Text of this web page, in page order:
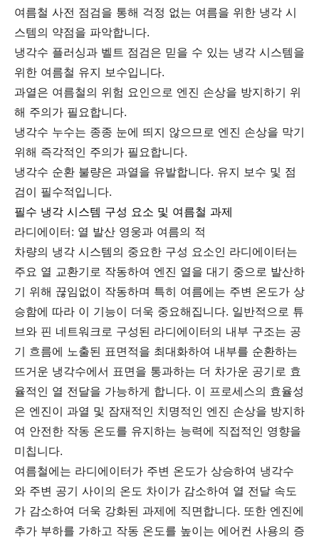
여름철 사전 점검을 통해 걱정 없는 여름을 위한 냉각 시
스템의 약점을 파악합니다.
냉각수 플러싱과 벨트 점검은 믿을 수 있는 냉각 시스템을
위한 여름철 유지 보수입니다.
과열은 여름철의 위험 요인으로 엔진 손상을 방지하기 위
해 주의가 필요합니다.
냉각수 누수는 종종 눈에 띄지 않으므로 엔진 손상을 막기
위해 즉각적인 주의가 필요합니다.
냉각수 순환 불량은 과열을 유발합니다. 유지 보수 및 점
검이 필수적입니다.
필수 냉각 시스템 구성 요소 및 여름철 과제
라디에이터: 열 발산 영웅과 여름의 적
차량의 냉각 시스템의 중요한 구성 요소인 라디에이터는
주요 열 교환기로 작동하여 엔진 열을 대기 중으로 발산하
기 위해 끊임없이 작동하며 특히 여름에는 주변 온도가 상
승함에 따라 이 기능이 더욱 중요해집니다. 일반적으로 튜
브와 핀 네트워크로 구성된 라디에이터의 내부 구조는 공
기 흐름에 노출된 표면적을 최대화하여 내부를 순환하는
뜨거운 냉각수에서 표면을 통과하는 더 차가운 공기로 효
율적인 열 전달을 가능하게 합니다. 이 프로세스의 효율성
은 엔진이 과열 및 잠재적인 치명적인 엔진 손상을 방지하
여 안전한 작동 온도를 유지하는 능력에 직접적인 영향을
미칩니다.
여름철에는 라디에이터가 주변 온도가 상승하여 냉각수
와 주변 공기 사이의 온도 차이가 감소하여 열 전달 속도
가 감소하여 더욱 강화된 과제에 직면합니다. 또한 엔진에
추가 부하를 가하고 작동 온도를 높이는 에어컨 사용의 증